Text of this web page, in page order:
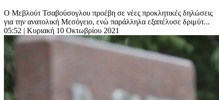
Ο Μεβλούτ Τσαβούσογλου προέβη σε νέες προκλητικές δηλώσεις
για την ανατολική Μεσόγειο, ενώ παράλληλα εξαπέλυσε δριμύτ...
05:52 | Κυριακή 10 Οκτωβρίου 2021